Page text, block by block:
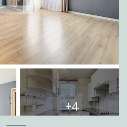
+4